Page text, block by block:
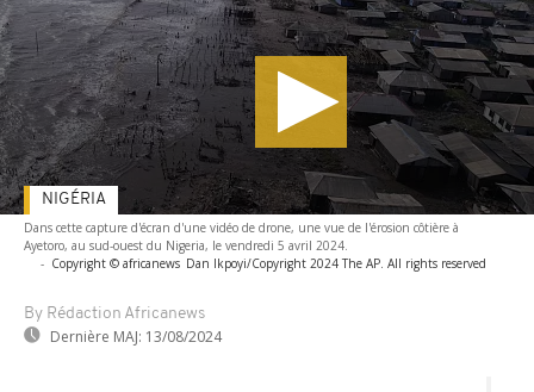
Dans cette capture d'écran d'une vidéo de drone, une vue de l'érosion côtière à
Ayetoro, au sud-ouest du Nigeria, le vendredi 5 avril 2024.
- Copyright © africanews Dan Ikpoyi/Copyright 2024 The AP. All rights reserved
By Rédaction Africanews
Dernière MAJ: 13/08/2024
NIGÉRIA